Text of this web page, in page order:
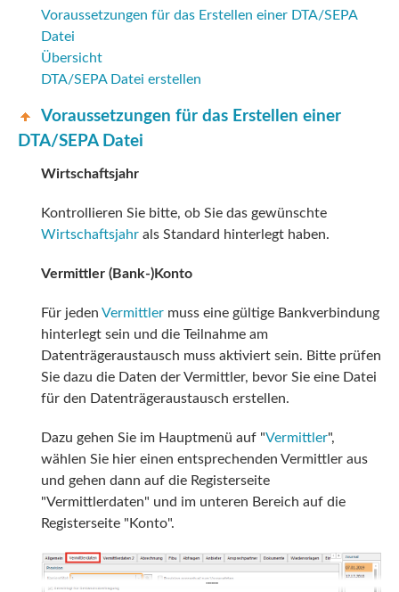
Datenschutz
Voraussetzungen für das Erstellen einer DTA/SEPA
Datei
Übersicht
DTA/SEPA Datei erstellen
Voraussetzungen für das Erstellen einer
DTA/SEPA Datei
Wirtschaftsjahr
Kontrollieren Sie bitte, ob Sie das gewünschte
Wirtschaftsjahr als Standard hinterlegt haben.
Vermittler (Bank-)Konto
Für jeden Vermittler muss eine gültige Bankverbindung
hinterlegt sein und die Teilnahme am
Datenträgeraustausch muss aktiviert sein. Bitte prüfen
Sie dazu die Daten der Vermittler, bevor Sie eine Datei
für den Datenträgeraustausch erstellen.
Dazu gehen Sie im Hauptmenü auf "Vermittler",
wählen Sie hier einen entsprechenden Vermittler aus
und gehen dann auf die Registerseite
"Vermittlerdaten" und im unteren Bereich auf die
Registerseite "Konto".